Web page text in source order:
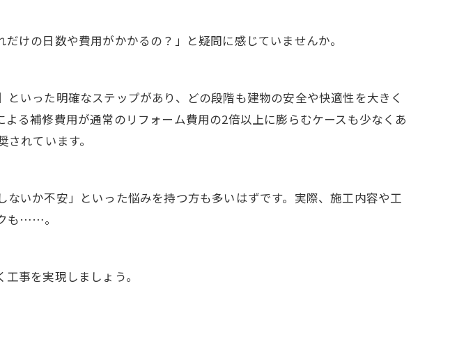
けの日数や費用がかかるの？」と疑問に感じていませんか。
いった明確なステップがあり、どの段階も建物の安全や快適性を大きく
る補修費用が通常のリフォーム費用の2倍以上に膨らむケースも少なくあ
れています。
いか不安」といった悩みを持つ方も多いはずです。実際、施工内容や工
も……。
事を実現しましょう。